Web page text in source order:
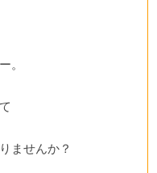
。
ませんか？